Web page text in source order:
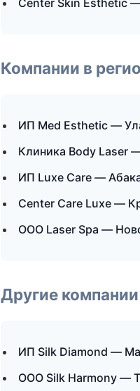
Center Skin Esthetic
Компании в
ИП Med Esthetic —
Клиника Body Laser
ИП Luxe Care —
Center Care Luxe —
ООО Laser Spa —
Другие компании
ИП Silk Diamond —
ООО Silk Harmony —